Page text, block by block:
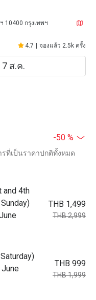
10400 กรุงเทพฯ
4.7 จองแล้ว 2.5k ครั้ง
-50 %
ที่เป็นราคาปกติทั้งหมด
and 4th
THB 1,499
THB 2,999
THB 999
THB 1,999